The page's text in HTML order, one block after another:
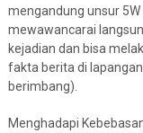
mengandung unsur
mewawancarai
kejadian dan bisa
fakta berita di
berimbang).
Menghadapi